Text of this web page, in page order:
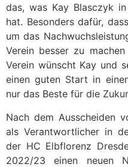
das, was Kay Blasczyk
hat. Besonders dafür,
um das
Verein besser zu
Verein wünscht Kay und
einen guten Start in
nur das Beste für die
Nach dem Ausscheiden
als Verantwortlicher in
der HC Elbflorenz
2022/23 einen neuen